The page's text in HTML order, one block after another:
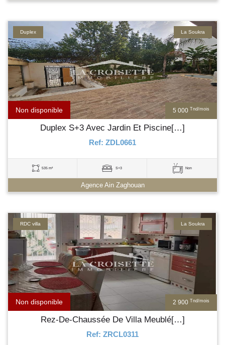
5 000 Tnd/mois
Non disponible
La Soukra
Duplex
Duplex S+3 Avec Jardin Et Piscine[…]
Ref: ZDL0661
535 m² S+3 Non
Agence Ain Zaghouan
2 900 Tnd/mois
Non disponible
La Soukra
RDC villa
Rez-De-Chaussée De Villa Meublé[…]
Ref: ZRCL0311